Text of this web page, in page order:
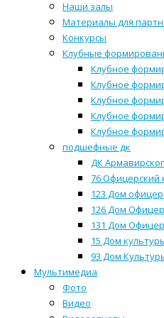
Наши залы
Материалы для
Конкурсы
Клубные
Клубное
Клубное
Клубное
Клубное
Клубное
подшефные дк
ДК
76 Офицерский
123 Дом
126 Дом
131 Дом
15 Дом
93 Дом
Мультимедиа
Фото
Видео